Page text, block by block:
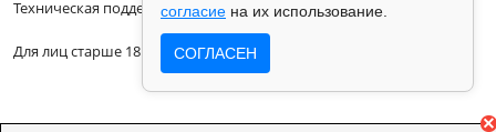
Техническая поддержка: support@vse42.ru
Для лиц старше 18 лет.
согласие на их использование.
СОГЛАСЕН